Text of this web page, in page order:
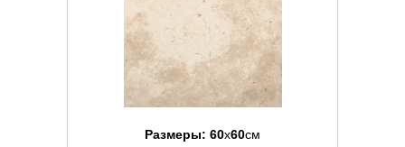
Размеры: 60x60см